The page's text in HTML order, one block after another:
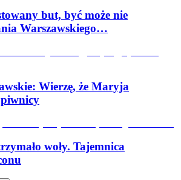
but, być może nie
Warszawskiego…
Wierzę, że Maryja
piwnicy
woły. Tajemnica